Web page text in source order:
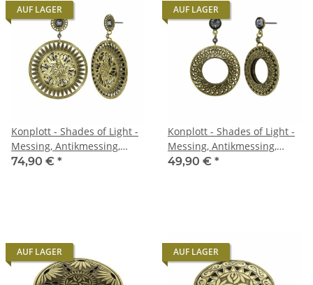
AUF LAGER
Konplott - Shades of Light -
Messing, Antikmessing,
Ohrringe mit Stecker und
74,90 € *
AUF LAGER
Konplott - Shades of Light -
Messing, Antikmessing,
Ohrringe mit Stecker und
49,90 € *
AUF LAGER AUF LAGER